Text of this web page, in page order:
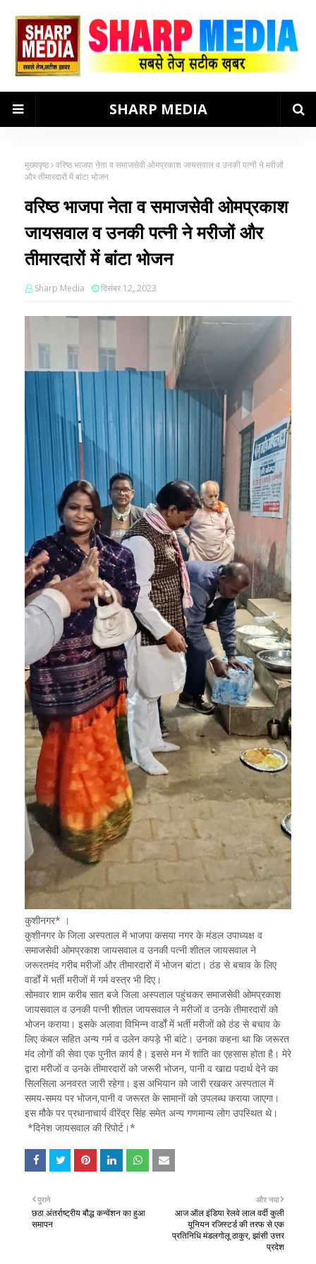
SHARP MEDIA
मुख्यपृष्ठ वरिष्ठ भाजपा नेता व समाजसेवी ओमप्रकाश जायसवाल व उनकी पत्नी ने मरीजों
और तीमारदारों में बांटा भोजन
वरिष्ठ भाजपा नेता व समाजसेवी ओमप्रकाश
जायसवाल व उनकी पत्नी ने मरीजों और
तीमारदारों में बांटा भोजन
Sharp Media दिसंबर 12, 2023
कुशीनगर* ।
कुशीनगर के जिला अस्पताल में भाजपा कसया नगर के मंडल उपाध्यक्ष व
समाजसेवी ओमप्रकाश जायसवाल व उनकी पत्नी शीतल जायसवाल ने
जरूरतमंद गरीब मरीजों और तीमारदारों में भोजन बांटा। ठंड से बचाव के लिए
वार्डों में भर्ती मरीजों में गर्म वस्त्र भी दिए।
सोमवार शाम करीब सात बजे जिला अस्पताल पहुंचकर समाजसेवी ओमप्रकाश
जायसवाल व उनकी पत्नी शीतल जायसवाल ने मरीजों व उनके तीमारदारों को
भोजन कराया। इसके अलावा विभिन्न वार्डों में भर्ती मरीजों को ठंड से बचाव के
लिए कंबल सहित अन्य गर्म व उलेन कपड़े भी बांटे। उनका कहना था कि जरूरत
मंद लोगों की सेवा एक पुनीत कार्य है। इससे मन में शांति का एहसास होता है। मेरे
द्वारा मरीजों व उनके तीमारदारों को जरूरी भोजन, पानी व खाद्य पदार्थ देने का
सिलसिला अनवरत जारी रहेगा। इस अभियान को जारी रखकर अस्पताल में
समय-समय पर भोजन,पानी व जरूरत के सामानों को उपलब्ध कराया जाएगा।
इस मौके पर प्रधानाचार्य वीरेंद्र सिंह समेत अन्य गणमान्य लोग उपस्थित थे।
*दिनेश जायसवाल की रिपोर्ट।*
और नया
आज ऑल इंडिया रेलवे लाल वर्दी कुली
यूनियन रजिस्टर्ड की तरफ से एक
प्रतिनिधि मंडलगोलू ठाकुर, झांसी उत्तर
प्रदेश
पुराने
छठा अंतर्राष्ट्रीय बौद्ध कन्वेंशन का हुआ
समापन